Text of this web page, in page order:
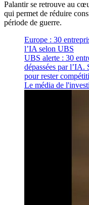
Palantir se retrouve au
qui permet de réduire
période de guerre.
Europe : 30
l’IA selon UBS
UBS alerte : 30
dépassées par l’IA.
pour rester
Le média de